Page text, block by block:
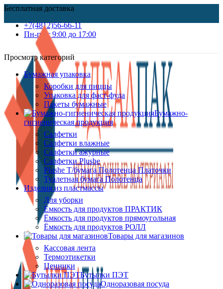
Бесплатная доставка
+7(4812)56-66-11
Пн-пт c 9:00 до 17:00
Просмотр категорий
Бумажная упаковка
Коробки для пиццы
Упаковка для фаст-фуда
Пакеты бумажные
Бумажно-
гигиеническая продукция
Салфетки
Салфетки влажные
Салфетки ажурные
Салфетки Plushe
Plushe Т/бумага Полотенца Платочки
Туалетная бумага Полотенца
Изделия из пластмассы
Для уборки
Ёмкость для продуктов ПРАКТИК
Ёмкость для продуктов прямоугольная
Ёмкость для продуктов РОЛЛ
Товары для магазинов
Кассовая лента
Термоэтикетки
Ценники
Бутылки ПЭТ
Одноразовая посуда